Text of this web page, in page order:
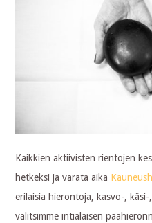
Kaikkien aktiivisten rientojen
hetkeksi ja varata aika
erilaisia hierontoja, kasvo-,
valitsimme intialaisen